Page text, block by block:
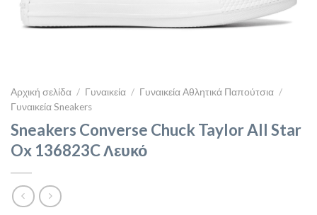
Αρχική σελίδα / Γυναικεία / Γυναικεία Αθλητικά Παπούτσια /
Γυναικεία Sneakers
Sneakers Converse Chuck Taylor All Star
Ox 136823C Λευκό